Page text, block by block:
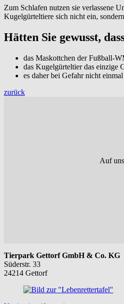
Zum Schlafen nutzen sie verlassene
Kugelgürteltiere sich nicht ein,
Hätten Sie gewusst,
das Maskottchen der Fußball-
das Kugelgürteltier das einzige
es daher bei Gefahr nicht
zurück
Auf
Tierpark Gettorf GmbH & Co. KG
Süderstr. 33
24214 Gettorf